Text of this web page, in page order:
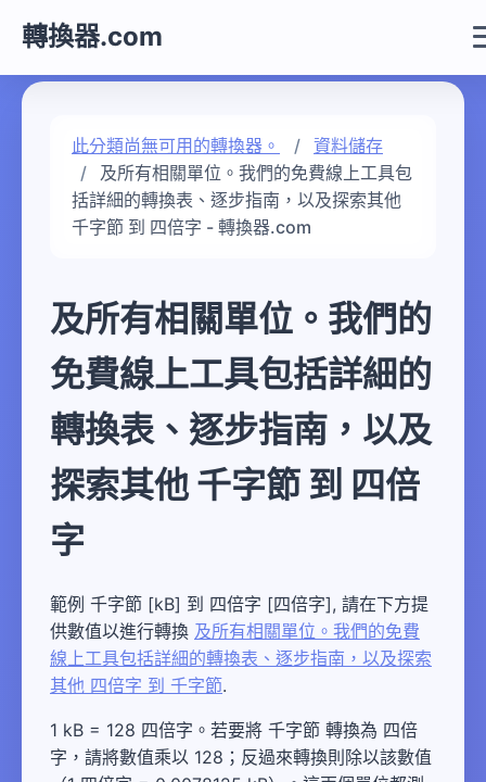
轉換器.com
此分類尚無可用的轉換器。
資料儲存
及所有相關單位。我們的免費線上工具包
括詳細的轉換表、逐步指南，以及探索其他
千字節 到 四倍字 - 轉換器.com
及所有相關單位。我們的
免費線上工具包括詳細的
轉換表、逐步指南，以及
探索其他 千字節 到 四倍
字
範例 千字節 [kB] 到 四倍字 [四倍字], 請在下方提
供數值以進行轉換 及所有相關單位。我們的免費
線上工具包括詳細的轉換表、逐步指南，以及探索
其他 四倍字 到 千字節.
1 kB = 128 四倍字。若要將 千字節 轉換為 四倍
字，請將數值乘以 128；反過來轉換則除以該數值